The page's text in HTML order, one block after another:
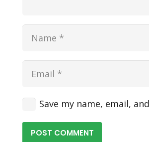
Save my name, email,
POST COMMENT